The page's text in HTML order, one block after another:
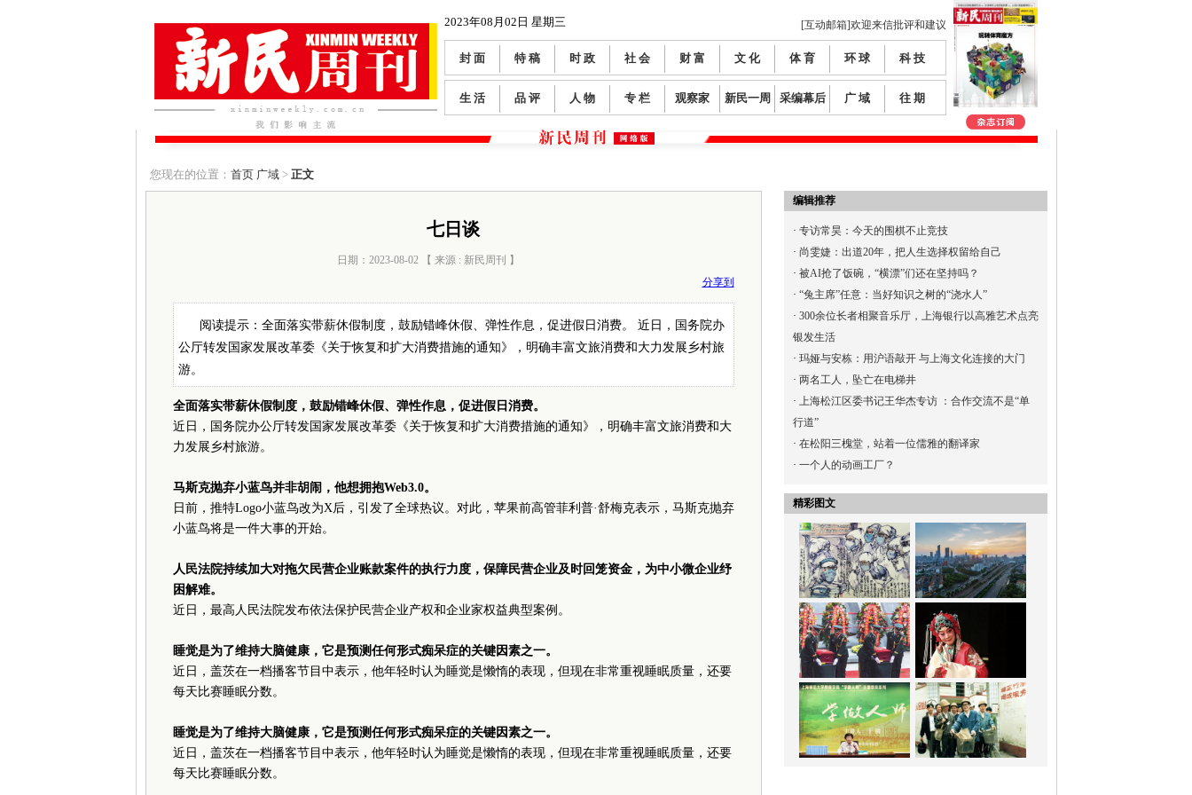
2023年08月02日 星期三 [互动邮箱]欢迎来信批评和建议
封 面 特 稿 时 政 社 会 财 富 文 化 体 育 环 球 科 技
生 活 品 评 人 物 专 栏 观察家 新民一周 采编幕后 广 域 往 期
您现在的位置： 首页 广域> 正文
七日谈
日期：2023-08-02 【 来源 : 新民周刊 】
分享到
阅读提示：全面落实带薪休假制度，鼓励错峰休假、弹性作息，促进假日消费。 近日，国务院办
公厅转发国家发展改革委《关于恢复和扩大消费措施的通知》，明确丰富文旅消费和大力发展乡村旅
游。
全面落实带薪休假制度，鼓励错峰休假、弹性作息，促进假日消费。
近日，国务院办公厅转发国家发展改革委《关于恢复和扩大消费措施的通知》，明确丰富文旅消费和大
力发展乡村旅游。
马斯克抛弃小蓝鸟并非胡闹，他想拥抱Web3.0。
日前，推特Logo小蓝鸟改为X后，引发了全球热议。对此，苹果前高管菲利普·舒梅克表示，马斯克抛弃
小蓝鸟将是一件大事的开始。
人民法院持续加大对拖欠民营企业账款案件的执行力度，保障民营企业及时回笼资金，为中小微企业纾
困解难。
近日，最高人民法院发布依法保护民营企业产权和企业家权益典型案例。
睡觉是为了维持大脑健康，它是预测任何形式痴呆症的关键因素之一。
近日，盖茨在一档播客节目中表示，他年轻时认为睡觉是懒惰的表现，但现在非常重视睡眠质量，还要
每天比赛睡眠分数。
睡觉是为了维持大脑健康，它是预测任何形式痴呆症的关键因素之一。
近日，盖茨在一档播客节目中表示，他年轻时认为睡觉是懒惰的表现，但现在非常重视睡眠质量，还要
每天比赛睡眠分数。
编辑推荐
· 专访常昊：今天的围棋不止竞技
· 尚雯婕：出道20年，把人生选择权留给自己
· 被AI抢了饭碗，“横漂”们还在坚持吗？
· “兔主席”任意：当好知识之树的“浇水人”
· 300余位长者相聚音乐厅，上海银行以高雅艺术点亮
银发生活
· 玛娅与安栋：用沪语敲开 与上海文化连接的大门
· 两名工人，坠亡在电梯井
· 上海松江区委书记王华杰专访 ：合作交流不是“单
行道”
· 在松阳三槐堂，站着一位儒雅的翻译家
· 一个人的动画工厂？
精彩图文